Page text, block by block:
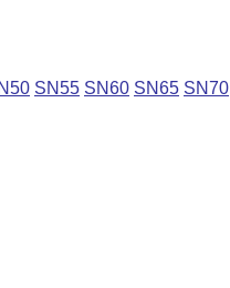
SN55 SN60 SN65 SN70